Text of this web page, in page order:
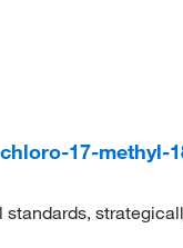
17-methyl-